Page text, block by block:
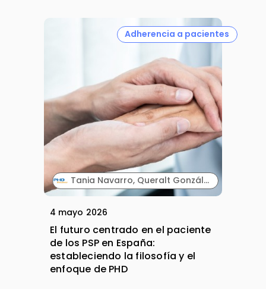
Adherencia a pacientes
Tania Navarro, Queralt González y Santiago Ros. PHD.
4 mayo 2026
El futuro centrado en el paciente
de los PSP en España:
estableciendo la filosofía y el
enfoque de PHD